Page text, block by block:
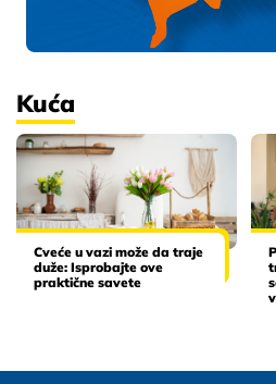
Kuća
Cveće u vazi može da traje
duže: Isprobajte ove
praktične savete